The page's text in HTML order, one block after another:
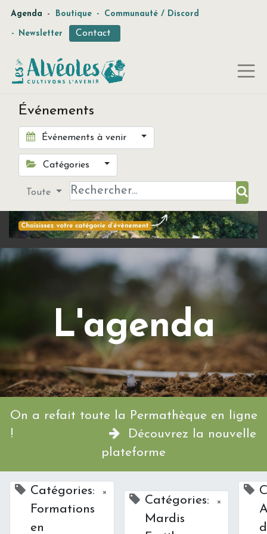
Agenda - Boutique - Communauté / Discord
- Newsletter Contact
Événements
Événements à venir
Catégories
Toute
L'agenda
On a refait toute la Permathèque en ligne
!
Découvrez la nouvelle
plateforme
Catégories:
Formations
en
×
Catégories:
Mardis
×